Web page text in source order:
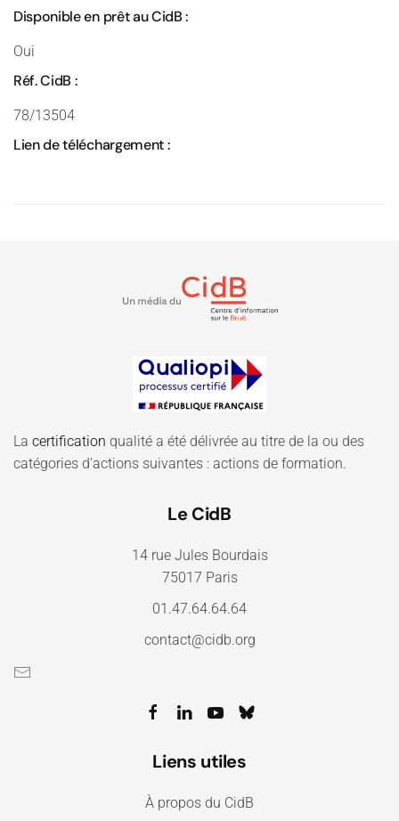
Disponible en prêt au CidB :
Oui
Réf. CidB :
78/13504
Lien de téléchargement :
La certification qualité a été délivrée au titre de la ou des
catégories d'actions suivantes : actions de formation.
Le CidB
14 rue Jules Bourdais
75017 Paris
01.47.64.64.64
contact@cidb.org
Liens utiles
À propos du CidB